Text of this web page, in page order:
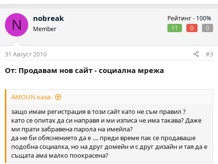
N nobreak
Member
Рейтинг - 100%
11
0 0
31 Август 2010 #3
От: Продавам нов сайт - социална мрежа
AMOUN каза:
защо имам регистрация в този сайт като не съм правил ?
като се опитах да си направя и ми изписа че има такава? Даже
ми прати забравена парола на имейла?
да не би обяснението да е .... преди време пак се продаваше
подобна социалка, но на друг домейн и с друг дизайн и тая да е
същата ама малко поокрасена?